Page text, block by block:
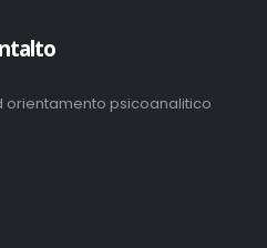
orientamento psicoanalitico